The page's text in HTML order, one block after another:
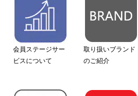
会員ステージサー
ビスについて
取り扱いブランド
のご紹介